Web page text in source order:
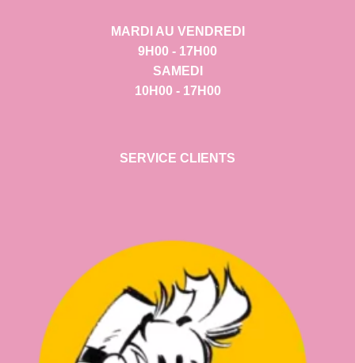
MARDI AU VENDREDI
9H00 - 17H00
SAMEDI
10H00 - 17H00
SERVICE CLIENTS